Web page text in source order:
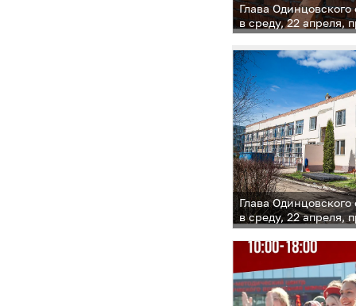
Глава
в среду, 22 апреля,
капитального
бывшего детского
Глава
в среду, 22 апреля,
капитального
бывшего детского